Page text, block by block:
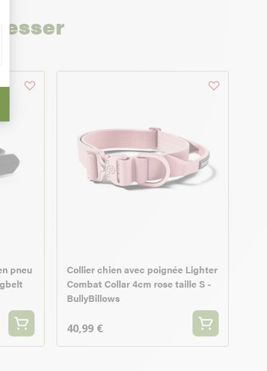
pneu
Collier chien avec poignée Lighter
Combat Collar 4cm rose taille S -
BullyBillows
40,99 €